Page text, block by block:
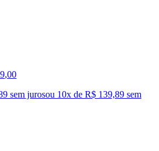
,00
sem jurosou 10x de R$ 139,89 sem